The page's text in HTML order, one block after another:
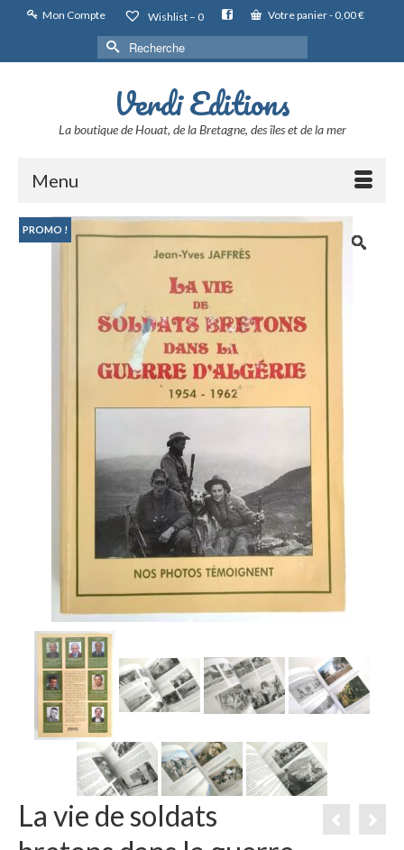
Mon Compte Wishlist – 0 Votre panier- 0,00€
Rechercher :
Verdi Editions
La boutique de Houat, de la Bretagne, des îles et de la mer
Menu
PROMO !
La vie de soldats